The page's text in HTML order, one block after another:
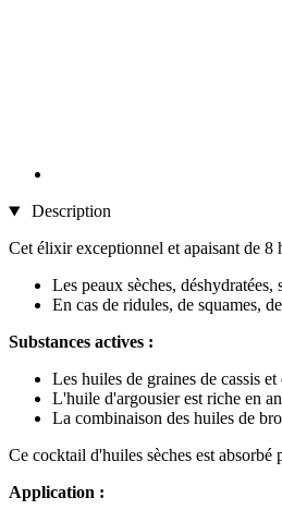
Description
Cet élixir exceptionnel et apaisant de 8
Les peaux sèches, déshydratées,
En cas de ridules, de squames,
Substances actives :
Les huiles de graines de cassis
L'huile d'argousier est riche en
La combinaison des huiles de
Ce cocktail d'huiles sèches est absorbé
Application :